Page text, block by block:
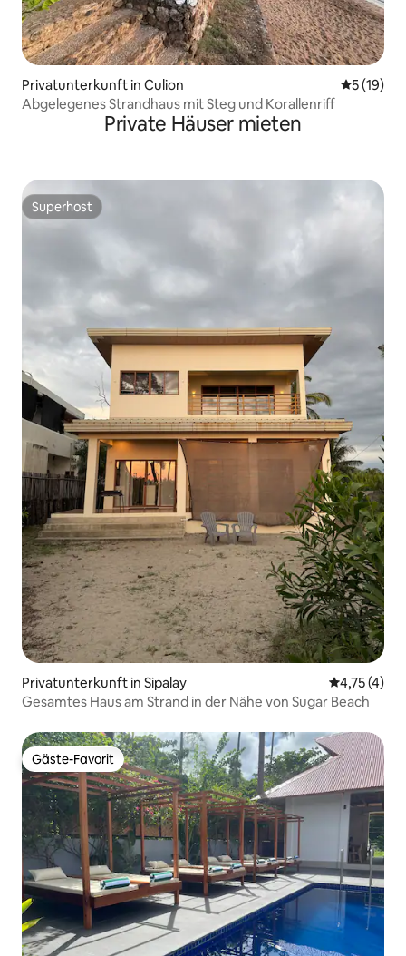
Privatunterkunft in Culion
5 (19)
Abgelegenes Strandhaus mit Steg und Korallenriff
Private Häuser mieten
Superhost
Superhost
Privatunterkunft in Sipalay
4,75 (4)
Gesamtes Haus am Strand in der Nähe von Sugar Beach
Gäste-Favorit
Gäste-Favorit